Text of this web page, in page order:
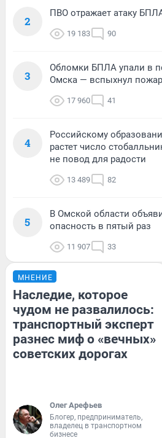
2
ПВО отражает атаку
19 183 90
3
Обломки БПЛА упали в
Омска — вспыхнул пожар
17 960 41
4
Российскому
растет число
не повод для радости
13 489 82
5
В Омской области
опасность в пятый раз
11 907 33
МНЕНИЕ
Наследие, которое
чудом не развалилось:
транспортный эксперт
разнес миф о «вечных»
советских дорогах
Олег Арефьев
Блогер, предприниматель,
владелец в транспортном
бизнесе